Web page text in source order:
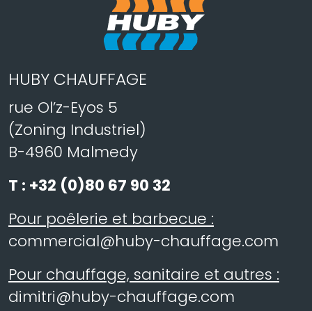
HUBY CHAUFFAGE
rue Ol’z-Eyos 5
(Zoning Industriel)
B-4960 Malmedy
T : +32 (0)80 67 90 32
Pour poêlerie et barbecue :
commercial@huby-chauffage.com
Pour chauffage, sanitaire et autres :
dimitri@huby-chauffage.com